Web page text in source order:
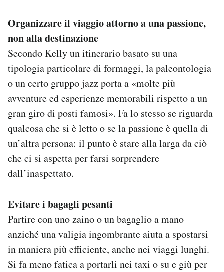
Organizzare il viaggio attorno a una passione,
non alla destinazione
Secondo Kelly un itinerario basato su una
tipologia particolare di formaggi, la paleontologia
o un certo gruppo jazz porta a «molte più
avventure ed esperienze memorabili rispetto a un
gran giro di posti famosi». Fa lo stesso se riguarda
qualcosa che si è letto o se la passione è quella di
un’altra persona: il punto è stare alla larga da ciò
che ci si aspetta per farsi sorprendere
dall’inaspettato.
Evitare i bagagli pesanti
Partire con uno zaino o un bagaglio a mano
anziché una valigia ingombrante aiuta a spostarsi
in maniera più efficiente, anche nei viaggi lunghi.
Si fa meno fatica a portarli nei taxi o su e giù per